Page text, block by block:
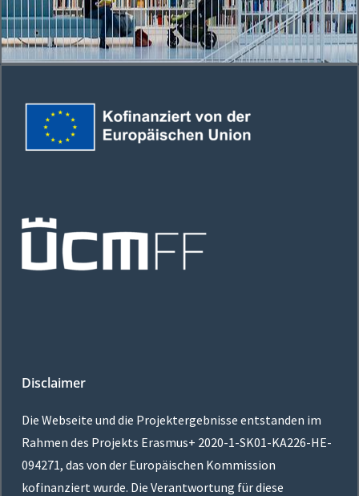
Disclaimer
Die Webseite und die Projektergebnisse entstanden im
Rahmen des Projekts Erasmus+ 2020-1-SK01-KA226-HE-
094271, das von der Europäischen Kommission
kofinanziert wurde. Die Verantwortung für diese